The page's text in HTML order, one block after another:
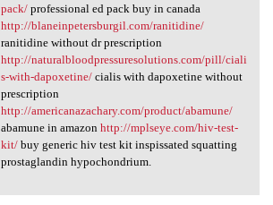
pack/professional ed pack buy in canada
http://blaneinpetersburgil.com/ranitidine/
ranitidine without dr prescription
http://naturalbloodpressuresolutions.com/pill/ciali
s-with-dapoxetine/cialis with dapoxetine without
prescription
http://americanazachary.com/product/abamune/
abamune in amazon http://mplseye.com/hiv-test-
kit/buy generic hiv test kit inspissated squatting
prostaglandin hypochondrium.